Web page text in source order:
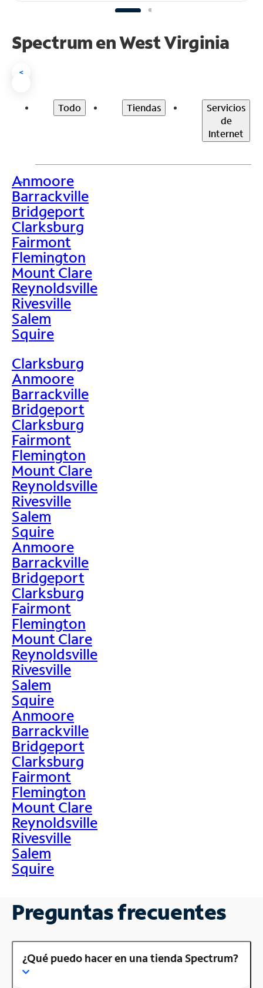
Spectrum enWest Virginia
<
Todo Tiendas
Servicios
de
Internet
>
Anmoore
Barrackville
Bridgeport
Clarksburg
Fairmont
Flemington
Mount Clare
Reynoldsville
Rivesville
Salem
Squire
Clarksburg
Anmoore
Barrackville
Bridgeport
Clarksburg
Fairmont
Flemington
Mount Clare
Reynoldsville
Rivesville
Salem
Squire
Anmoore
Barrackville
Bridgeport
Clarksburg
Fairmont
Flemington
Mount Clare
Reynoldsville
Rivesville
Salem
Squire
Anmoore
Barrackville
Bridgeport
Clarksburg
Fairmont
Flemington
Mount Clare
Reynoldsville
Rivesville
Salem
Squire
Preguntas frecuentes
¿Qué puedo hacer en una tienda Spectrum?